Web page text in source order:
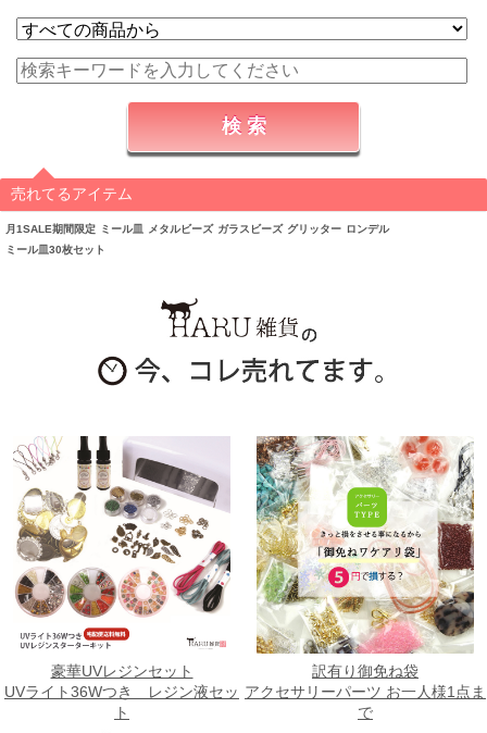
売れてるアイテム
月1SALE期間限定 ミール皿 メタルビーズ ガラスビーズ グリッター ロンデル
ミール皿30枚セット
豪華UVレジンセット
UVライト36Wつき レジン液セッ
ト
訳有り御免ね袋
アクセサリーパーツ お一人様1点ま
で